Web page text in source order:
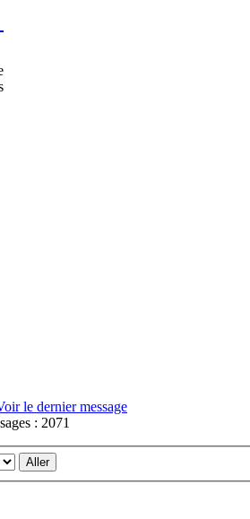
: 2071